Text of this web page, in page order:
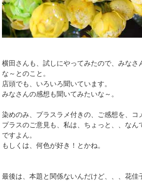
横田さんも、試しにやってみたので、みなさ
な～とのこと。
店頭でも、いろいろ聞いています。
みなさんの感想も聞いてみたいな～。
染めのみ、プラスラメ付きの、ご感想を、コ
プラスのご意見も、私は、ちょっと、、なん
ですよん。
もしくは、何色が好き！とかね。
最後は、本題と関係ないんだけど、、、花佳